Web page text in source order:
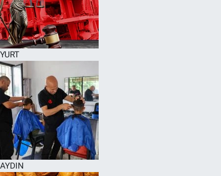
YURT
AYDIN